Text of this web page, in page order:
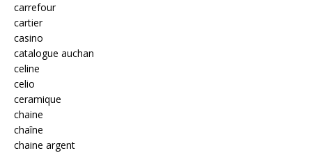
carrefour
cartier
casino
catalogue auchan
celine
celio
ceramique
chaine
chaîne
chaine argent